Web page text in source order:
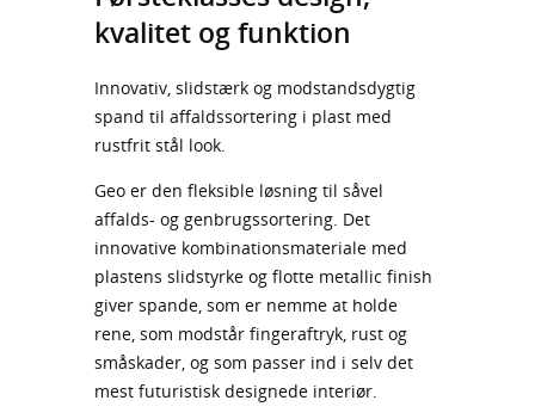
kvalitet og funktion
Innovativ, slidstærk og modstandsdygtig
spand til affaldssortering i plast med
rustfrit stål look.
Geo er den fleksible løsning til såvel
affalds- og genbrugssortering. Det
innovative kombinationsmateriale med
plastens slidstyrke og flotte metallic finish
giver spande, som er nemme at holde
rene, som modstår fingeraftryk, rust og
småskader, og som passer ind i selv det
mest futuristisk designede interiør.